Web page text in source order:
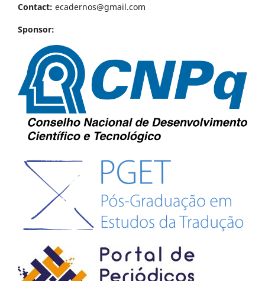
Contact: ecadernos@gmail.com
Sponsor: